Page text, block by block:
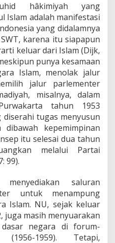
hâkimiyah yang
Islam adalah manifestasi
yang didalamnya
karena itu siapapun
keluar dari Islam (Dijk,
punya kesamaan
Islam, menolak jalur
jalur parlementer
misalnya, dalam
tahun 1953
tugas menyusun
kepemimpinan
itu selesai dua tahun
melalui Partai
99).
menyediakan saluran
untuk menampung
Islam. NU, sejak keluar
juga masih menyuarakan
negara di forum-
1959). Tetapi,